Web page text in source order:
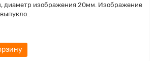
диаметр изображения 20мм. Изображение